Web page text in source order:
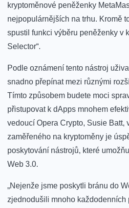
kryptoměnové peněženky
nejpopulárnějších na trhu. Kromě
spustil funkci výběru peněženky v
Selector“.
Podle oznámení tento nástroj
snadno přepínat mezi různými
Tímto způsobem budete moci
přistupovat k dApps mnohem
vedoucí Opera Crypto, Susie Batt,
zaměřeného na kryptoměny je
poskytování nástrojů, které
Web 3.0.
„Nejenže jsme poskytli bránu do
zjednodušili mnoho každodenních